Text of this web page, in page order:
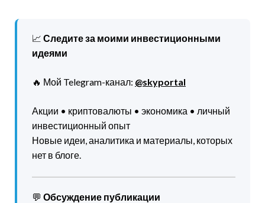
📈 Следите за моими инвестиционными
идеями
🔥 Мой Telegram-канал: @skyportal
Акции • криптовалюты • экономика • личный
инвестиционный опыт
Новые идеи, аналитика и материалы, которых
нет в блоге.
💬 Обсуждение публикации